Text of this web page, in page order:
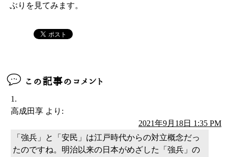
ぶりを見てみます。
この記事のコメント
高成田享 より:
2021年9月18日 1:35 PM
「強兵」と「安民」は江戸時代からの対立概念だっ
たのですね。明治以来の日本がめざした「強兵」の